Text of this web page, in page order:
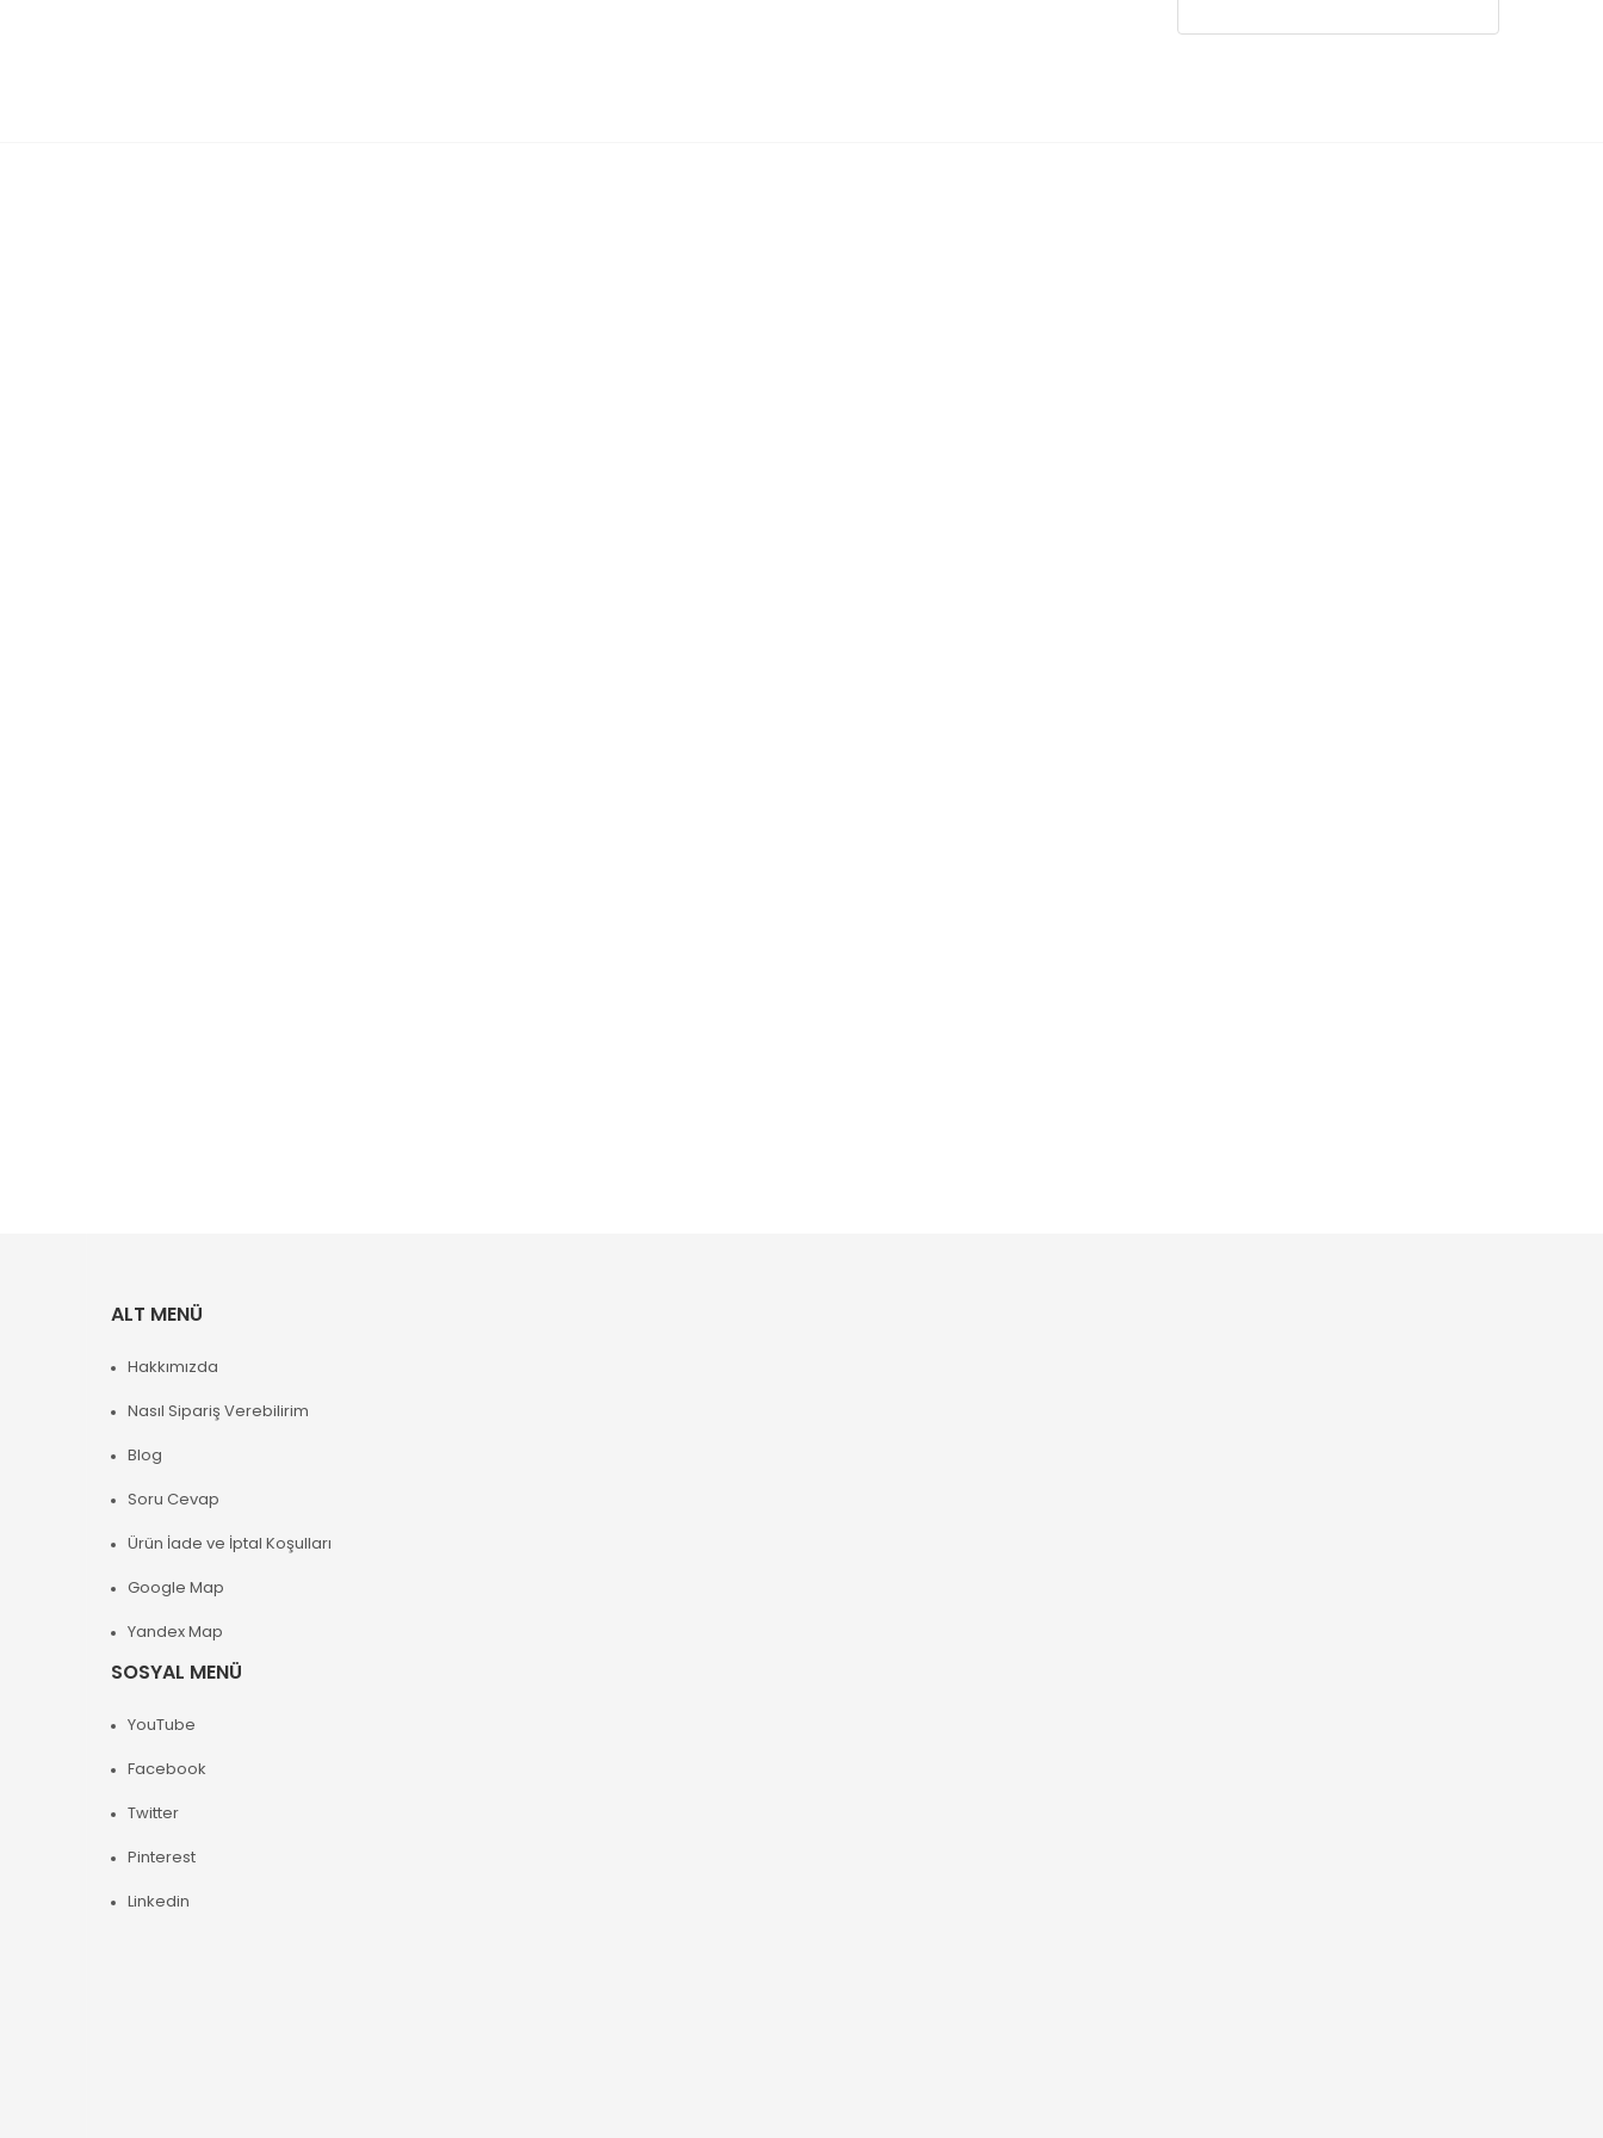
ALT MENÜ
Hakkımızda
Nasıl Sipariş Verebilirim
Blog
Soru Cevap
Ürün İade ve İptal Koşulları
Google Map
Yandex Map
SOSYAL MENÜ
YouTube
Facebook
Twitter
Pinterest
Linkedin